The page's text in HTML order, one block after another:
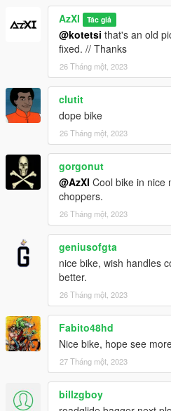
AzXI Tác giả
@kotetsi that's an old
fixed. // Thanks
26 Tháng một, 2023
clutit
dope bike
26 Tháng một, 2023
gorgonut
@AzXI Cool bike in nice
choppers.
26 Tháng một, 2023
geniusofgta
nice bike, wish handles
better.
26 Tháng một, 2023
Fabito48hd
Nice bike, hope see
27 Tháng một, 2023
billzgboy